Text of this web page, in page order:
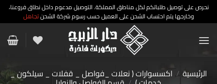
نحرص على توصيل طلباتكم لكل مناطق المملكة. التوصيل مدعوم داخل نطاق فروعنا،
وخارجها يتم احتساب الشحن على العميل حسب رسوم شركة الشحنتجاهل
للمحتوى
الرئيسية / اكسسوارات ( نعلات _فواصل _ قفلات _ سيلكون _